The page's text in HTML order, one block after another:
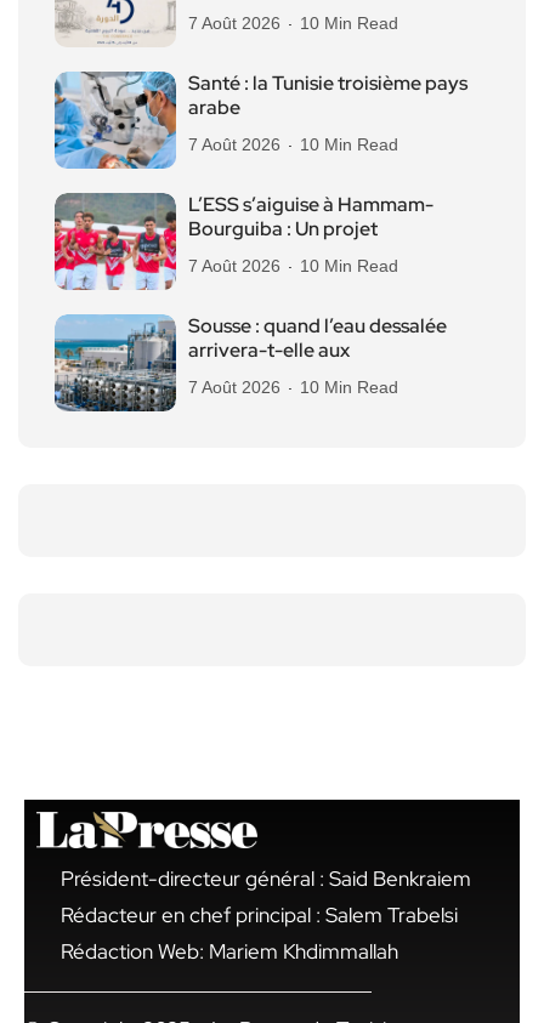
7 Août 2026 10 Min Read
Santé : la Tunisie troisième pays
arabe
7 Août 2026 10 Min Read
L’ESS s’aiguise à Hammam-
Bourguiba : Un projet
7 Août 2026 10 Min Read
Sousse : quand l’eau dessalée
arrivera-t-elle aux
7 Août 2026 10 Min Read
Président-directeur général : Said Benkraiem
Rédacteur en chef principal : Salem Trabelsi
Rédaction Web: Mariem Khdimmallah